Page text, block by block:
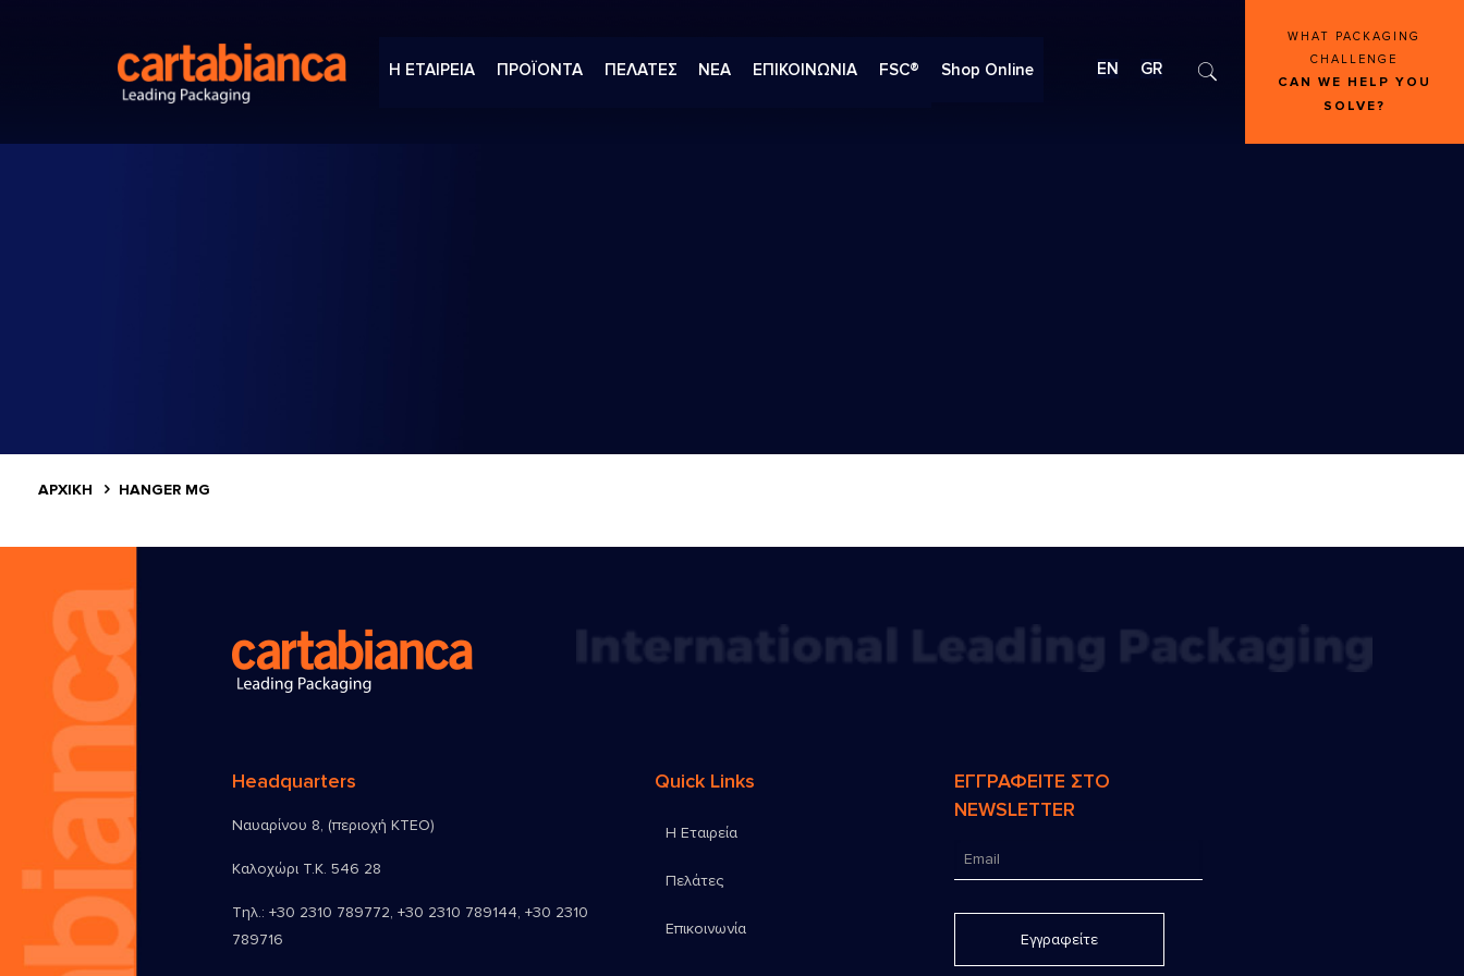
Η ΕΤΑΙΡΕΙΑ ΠΡΟΪΟΝΤΑ ΠΕΛΑΤΕΣ ΝΕΑ ΕΠΙΚΟΙΝΩΝΙΑ FSC® Shop Online EN GR
WHAT PACKAGING
CHALLENGE
CAN WE HELP YOU
SOLVE?
ΑΡΧΙΚΗ HANGER MG
Headquarters
Ναυαρίνου 8, (περιοχή ΚΤΕΟ)
Καλοχώρι Τ.Κ. 546 28
Τηλ.:+30 2310 789772,+30 2310 789144,+30 2310
789716
Quick Links
Η Εταιρεία
Πελάτες
Επικοινωνία
ΕΓΓΡΑΦΕΙΤΕ ΣΤΟ
NEWSLETTER